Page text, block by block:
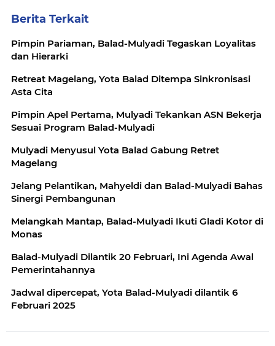
Berita Terkait
Pimpin Pariaman, Balad-Mulyadi Tegaskan Loyalitas
dan Hierarki
Retreat Magelang, Yota Balad Ditempa Sinkronisasi
Asta Cita
Pimpin Apel Pertama, Mulyadi Tekankan ASN Bekerja
Sesuai Program Balad-Mulyadi
Mulyadi Menyusul Yota Balad Gabung Retret
Magelang
Jelang Pelantikan, Mahyeldi dan Balad-Mulyadi Bahas
Sinergi Pembangunan
Melangkah Mantap, Balad-Mulyadi Ikuti Gladi Kotor di
Monas
Balad-Mulyadi Dilantik 20 Februari, Ini Agenda Awal
Pemerintahannya
Jadwal dipercepat, Yota Balad-Mulyadi dilantik 6
Februari 2025